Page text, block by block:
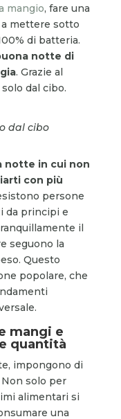
mangio, fare una
mettere sotto
di batteria.
notte di
. Grazie al
dal cibo.
dal cibo
notte in cui non
con più
persone
da principi e
il
seguono la
Questo
popolare, che
mangi e
quantità
impongono di
solo per
alimentari si
una